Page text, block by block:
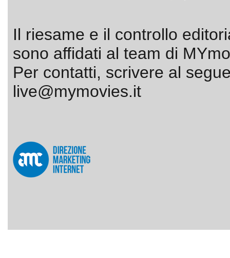
Il riesame e il controllo
sono affidati al team di
Per contatti, scrivere al
live@mymovies.it